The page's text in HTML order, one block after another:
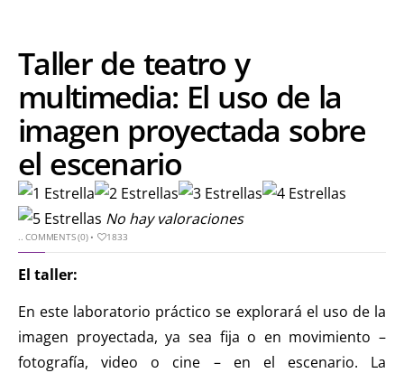
Taller de teatro y
multimedia: El uso de la
imagen proyectada sobre
el escenario
No hay valoraciones
..COMMENTS (0)• 1833
El taller:
En este laboratorio práctico se explorará el uso de la
imagen proyectada, ya sea fija o en movimiento –
fotografía, video o cine – en el escenario. La